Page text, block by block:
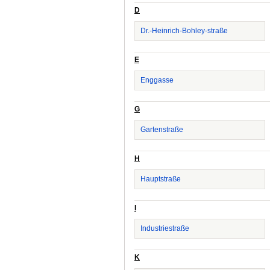
D
Dr.-Heinrich-Bohley-straße
E
Enggasse
G
Gartenstraße
H
Hauptstraße
Industriestraße
K